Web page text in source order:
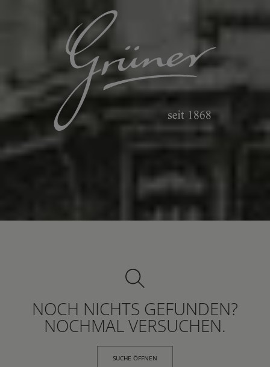
NOCH NICHTS GEFUNDEN?
NOCHMAL VERSUCHEN.
SUCHE ÖFFNEN